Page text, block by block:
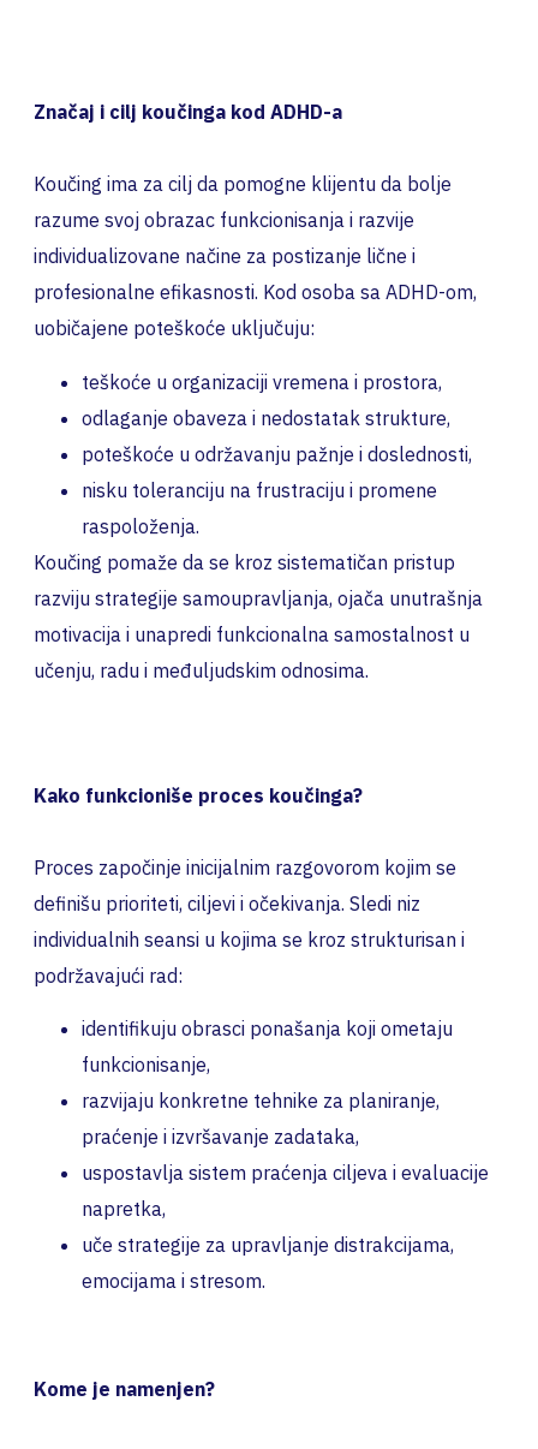
Značaj i cilj koučinga kod ADHD-a
Koučing ima za cilj da pomogne klijentu da bolje
razume svoj obrazac funkcionisanja i razvije
individualizovane načine za postizanje lične i
profesionalne efikasnosti. Kod osoba sa ADHD-om,
uobičajene poteškoće uključuju:
teškoće u organizaciji vremena i prostora,
odlaganje obaveza i nedostatak strukture,
poteškoće u održavanju pažnje i doslednosti,
nisku toleranciju na frustraciju i promene
raspoloženja.
Koučing pomaže da se kroz sistematičan pristup
razviju strategije samoupravljanja, ojača unutrašnja
motivacija i unapredi funkcionalna samostalnost u
učenju, radu i međuljudskim odnosima.
Kako funkcioniše proces koučinga?
Proces započinje inicijalnim razgovorom kojim se
definišu prioriteti, ciljevi i očekivanja. Sledi niz
individualnih seansi u kojima se kroz strukturisan i
podržavajući rad:
identifikuju obrasci ponašanja koji ometaju
funkcionisanje,
razvijaju konkretne tehnike za planiranje,
praćenje i izvršavanje zadataka,
uspostavlja sistem praćenja ciljeva i evaluacije
napretka,
uče strategije za upravljanje distrakcijama,
emocijama i stresom.
Kome je namenjen?